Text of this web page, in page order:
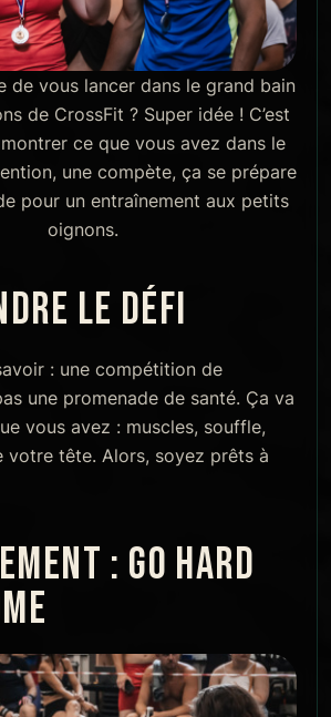
de vous lancer dans le grand bain
de CrossFit ? Super idée ! C’est
ce que vous avez dans le
une compète, ça se prépare
pour un entraînement aux petits
oignons.
LE DÉFI
: une compétition de
une promenade de santé. Ça va
vous avez : muscles, souffle,
votre tête. Alors, soyez prêts à
: GO HARD